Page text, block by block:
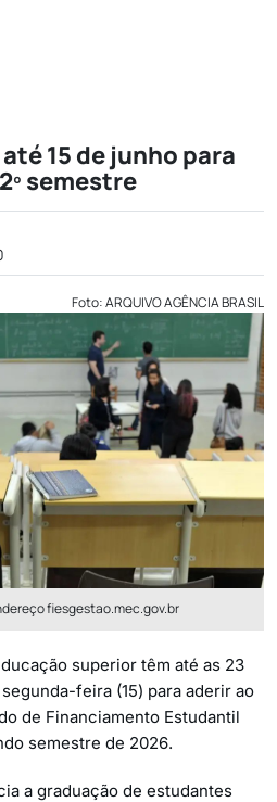
15 de junho para
semestre
Foto: ARQUIVO AGÊNCIA BRASIL
fiesgestao.mec.gov.br
superior têm até as 23
feira (15) para aderir ao
de Financiamento Estudantil
semestre de 2026.
a graduação de estudantes